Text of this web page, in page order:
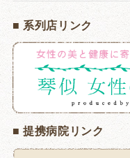
■ 系列店リンク
■ 提携病院リンク